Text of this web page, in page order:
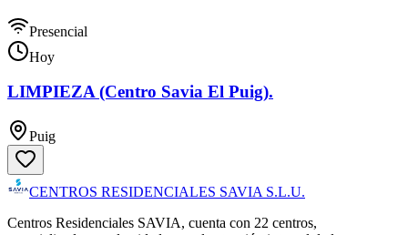
Presencial
Hoy
LIMPIEZA (Centro Savia El Puig).
Puig
CENTROS RESIDENCIALES SAVIA S.L.U.
Centros Residenciales SAVIA, cuenta con 22 centros,